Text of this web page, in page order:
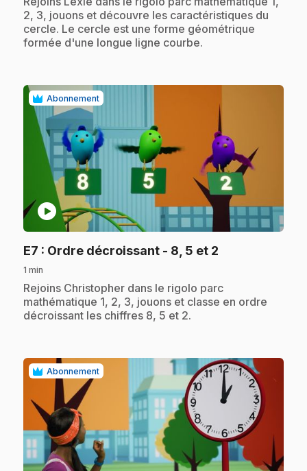
2, 3, jouons et découvre les caractéristiques du
cercle. Le cercle est une forme géométrique
formée d'une longue ligne courbe.
Abonnement
play_circle
E7 : Ordre décroissant - 8, 5 et 2
1 min
.Rejoins Christopher dans le rigolo parc
mathématique 1, 2, 3, jouons et classe en ordre
décroissant les chiffres 8, 5 et 2.
Abonnement